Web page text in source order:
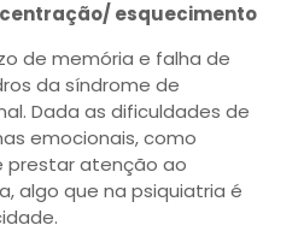
esquecimento
de memória e falha de
da síndrome de
Dada as dificuldades de
emocionais, como
prestar atenção ao
algo que na psiquiatria é